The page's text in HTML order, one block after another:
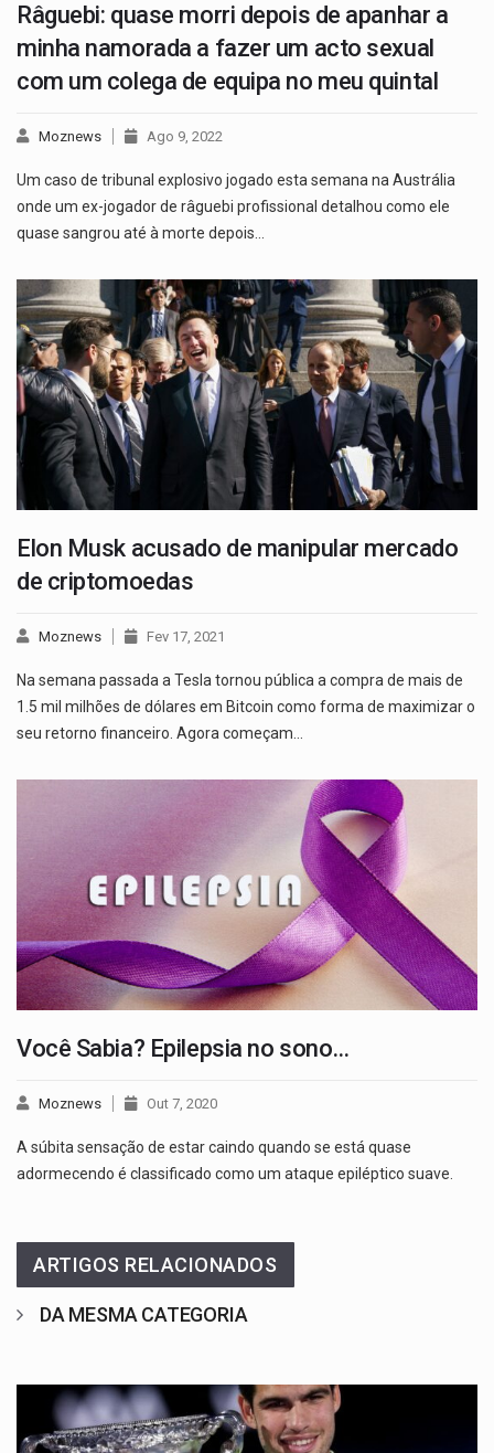
Râguebi: quase morri depois de apanhar a
minha namorada a fazer um acto sexual
com um colega de equipa no meu quintal
Moznews Ago 9, 2022
Um caso de tribunal explosivo jogado esta semana na Austrália
onde um ex-jogador de râguebi profissional detalhou como ele
quase sangrou até à morte depois…
Elon Musk acusado de manipular mercado
de criptomoedas
Moznews Fev 17, 2021
Na semana passada a Tesla tornou pública a compra de mais de
1.5 mil milhões de dólares em Bitcoin como forma de maximizar o
seu retorno financeiro. Agora começam…
Você Sabia? Epilepsia no sono…
Moznews Out 7, 2020
A súbita sensação de estar caindo quando se está quase
adormecendo é classificado como um ataque epiléptico suave.
ARTIGOS RELACIONADOS
DA MESMA CATEGORIA